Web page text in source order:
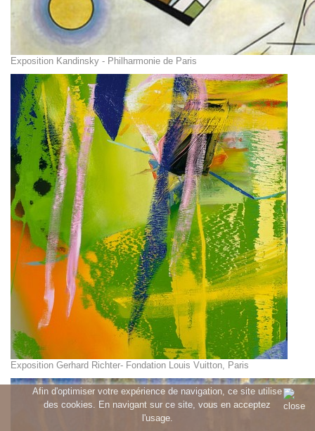
Afin d'optimiser votre expérience de navigation, ce site utilise
des cookies. En navigant sur ce site, vous en acceptez
l'usage.
Exposition Kandinsky - Philharmonie de Paris
Exposition Gerhard Richter- Fondation Louis Vuitton, Paris